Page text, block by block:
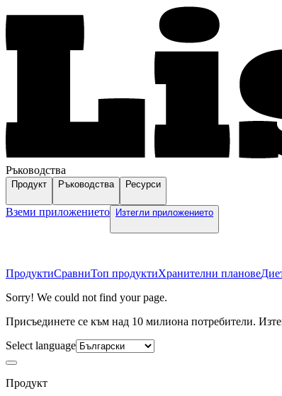
Ръководства
Продукт Ръководства Ресурси
Вземи приложението Изтегли приложението
ПродуктиСравниТоп продуктиХранителни планове
Sorry! We could not find your page.
Присъединете се към над 10 милиона потребители.
Select language
Продукт